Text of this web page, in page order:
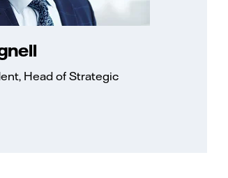
Head of Strategic